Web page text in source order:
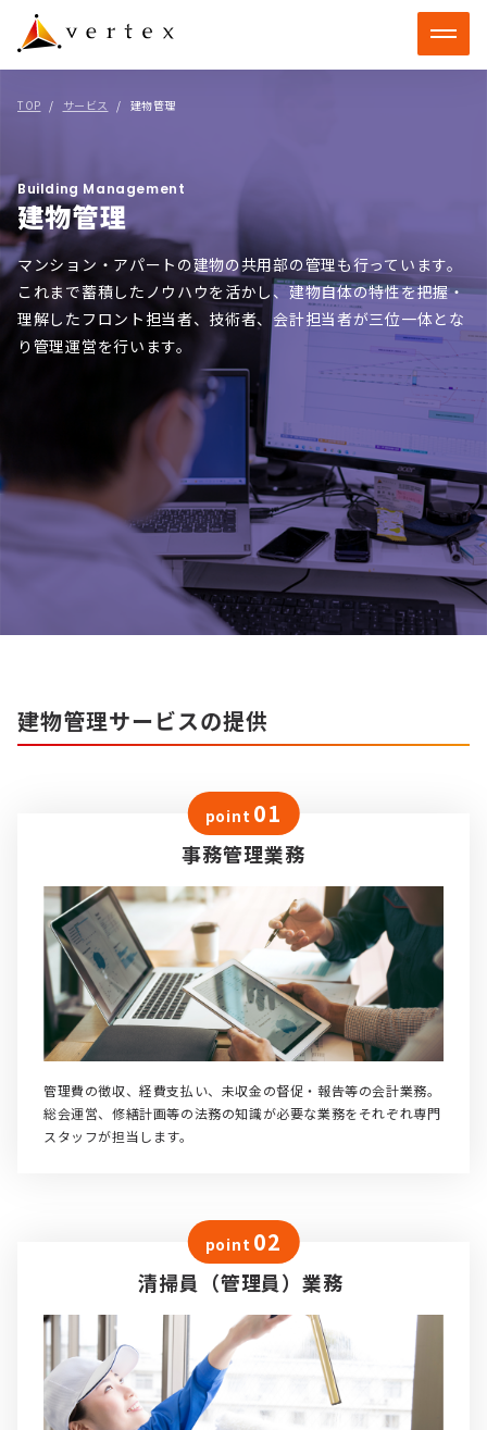
TOP サービス 建物管理
Building Management
建物管理
マンション・アパートの建物の共用部の管理も行っています。
これまで蓄積したノウハウを活かし、建物自体の特性を把握・
理解したフロント担当者、技術者、会計担当者が三位一体とな
り管理運営を行います。
建物管理サービスの提供
point 01
事務管理業務
管理費の徴収、経費支払い、未収金の督促・報告等の会計業務。
総会運営、修繕計画等の法務の知識が必要な業務をそれぞれ専門
スタッフが担当します。
point 02
清掃員（管理員）業務